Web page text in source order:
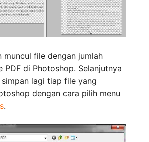
muncul file dengan jumlah
PDF di Photoshop. Selanjutnya
simpan lagi tiap file yang
dengan cara pilih menu
.